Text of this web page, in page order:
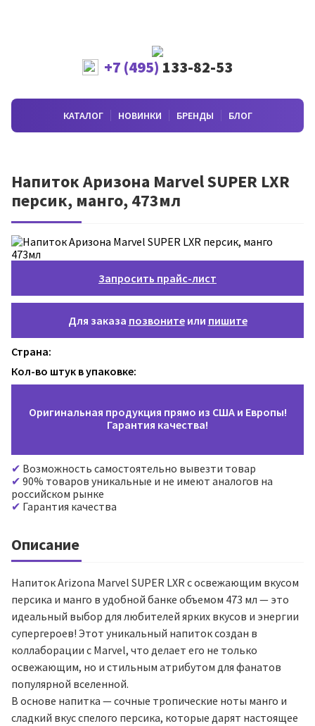
+7 (495) 133-82-53
КАТАЛОГ НОВИНКИ БРЕНДЫ БЛОГ
Напиток Аризона Marvel SUPER LXR
персик, манго, 473мл
Запросить прайс-лист
Для заказа позвонитеили пишите
Страна:
Кол-во штук в упаковке:
Оригинальная продукция прямо из США и Европы!
Гарантия качества!
Возможность самостоятельно вывезти товар
90% товаров уникальные и не имеют аналогов на
российском рынке
Гарантия качества
Описание
Напиток Arizona Marvel SUPER LXR с освежающим вкусом
персика и манго в удобной банке объемом 473 мл — это
идеальный выбор для любителей ярких вкусов и энергии
супергероев! Этот уникальный напиток создан в
коллаборации с Marvel, что делает его не только
освежающим, но и стильным атрибутом для фанатов
популярной вселенной.
В основе напитка — сочные тропические ноты манго и
сладкий вкус спелого персика, которые дарят настоящее